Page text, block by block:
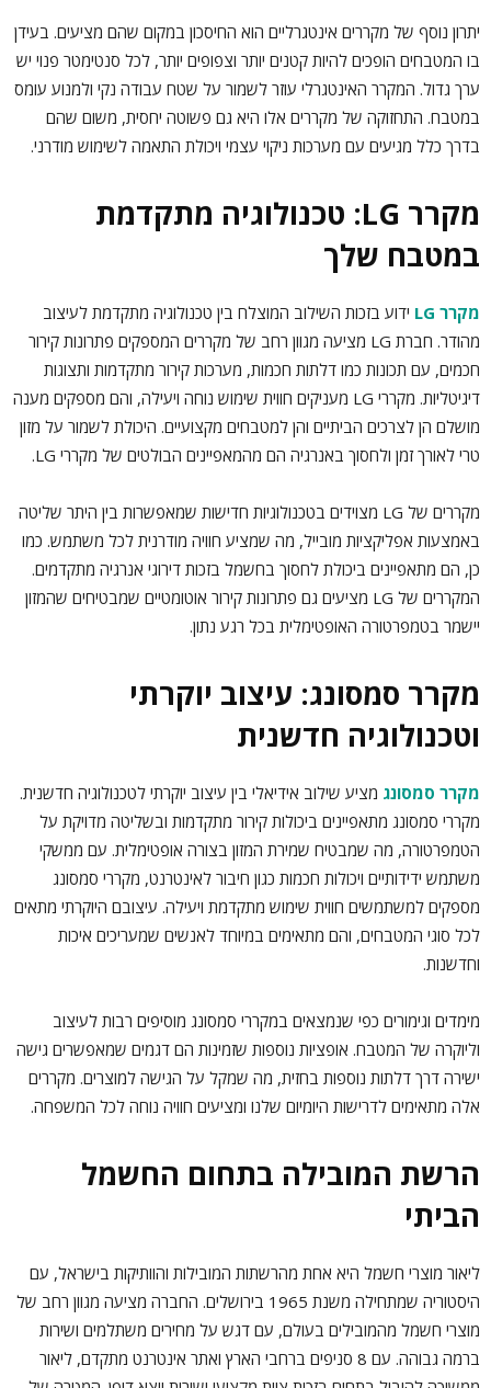
יתרון נוסף של מקררים אינטגרליים הוא החיסכון במקום שהם מציעים. בעידן
בו המטבחים הופכים להיות קטנים יותר וצפופים יותר, לכל סנטימטר פנוי יש
ערך גדול. המקרר האינטגרלי עוזר לשמור על שטח עבודה נקי ולמנוע עומס
במטבח. התחזוקה של מקררים אלו היא גם פשוטה יחסית, משום שהם
בדרך כלל מגיעים עם מערכות ניקוי עצמי ויכולת התאמה לשימוש מודרני.
מקרר LG: טכנולוגיה מתקדמת
במטבח שלך
מקרר LG
ידוע בזכות השילוב המוצלח בין טכנולוגיה מתקדמת לעיצוב
מהודר. חברת LG מציעה מגוון רחב של מקררים המספקים פתרונות קירור
חכמים, עם תכונות כמו דלתות חכמות, מערכות קירור מתקדמות ותצוגות
דיגיטליות. מקררי LG מעניקים חווית שימוש נוחה ויעילה, והם מספקים מענה
מושלם הן לצרכים הביתיים והן למטבחים מקצועיים. היכולת לשמור על מזון
טרי לאורך זמן ולחסוך באנרגיה הם מהמאפיינים הבולטים של מקררי LG.
מקררים של LG מצוידים בטכנולוגיות חדישות שמאפשרות בין היתר שליטה
באמצעות אפליקציות מובייל, מה שמציע חוויה מודרנית לכל משתמש. כמו
כן, הם מתאפיינים ביכולת לחסוך בחשמל בזכות דירוגי אנרגיה מתקדמים.
המקררים של LG מציעים גם פתרונות קירור אוטומטיים שמבטיחים שהמזון
יישמר בטמפרטורה האופטימלית בכל רגע נתון.
מקרר סמסונג: עיצוב יוקרתי
וטכנולוגיה חדשנית
מקרר סמסונג מציע שילוב אידיאלי בין עיצוב יוקרתי לטכנולוגיה חדשנית.
מקררי סמסונג מתאפיינים ביכולות קירור מתקדמות ובשליטה מדויקת על
הטמפרטורה, מה שמבטיח שמירת המזון בצורה אופטימלית. עם ממשקי
משתמש ידידותיים ויכולות חכמות כגון חיבור לאינטרנט, מקררי סמסונג
מספקים למשתמשים חווית שימוש מתקדמת ויעילה. עיצובם היוקרתי מתאים
לכל סוגי המטבחים, והם מתאימים במיוחד לאנשים שמעריכים איכות
וחדשנות.
מימדים וגימורים כפי שנמצאים במקררי סמסונג מוסיפים רבות לעיצוב
וליוקרה של המטבח. אופציות נוספות שזמינות הם דגמים שמאפשרים גישה
ישירה דרך דלתות נוספות בחזית, מה שמקל על הגישה למוצרים. מקררים
אלה מתאימים לדרישות היומיום שלנו ומציעים חוויה נוחה לכל המשפחה.
הרשת המובילה בתחום החשמל
הביתי
ליאור מוצרי חשמל היא אחת מהרשתות המובילות והוותיקות בישראל, עם
היסטוריה שמתחילה משנת 1965 בירושלים. החברה מציעה מגוון רחב של
מוצרי חשמל מהמובילים בעולם, עם דגש על מחירים משתלמים ושירות
ברמה גבוהה. עם 8 סניפים ברחבי הארץ ואתר אינטרנט מתקדם, ליאור